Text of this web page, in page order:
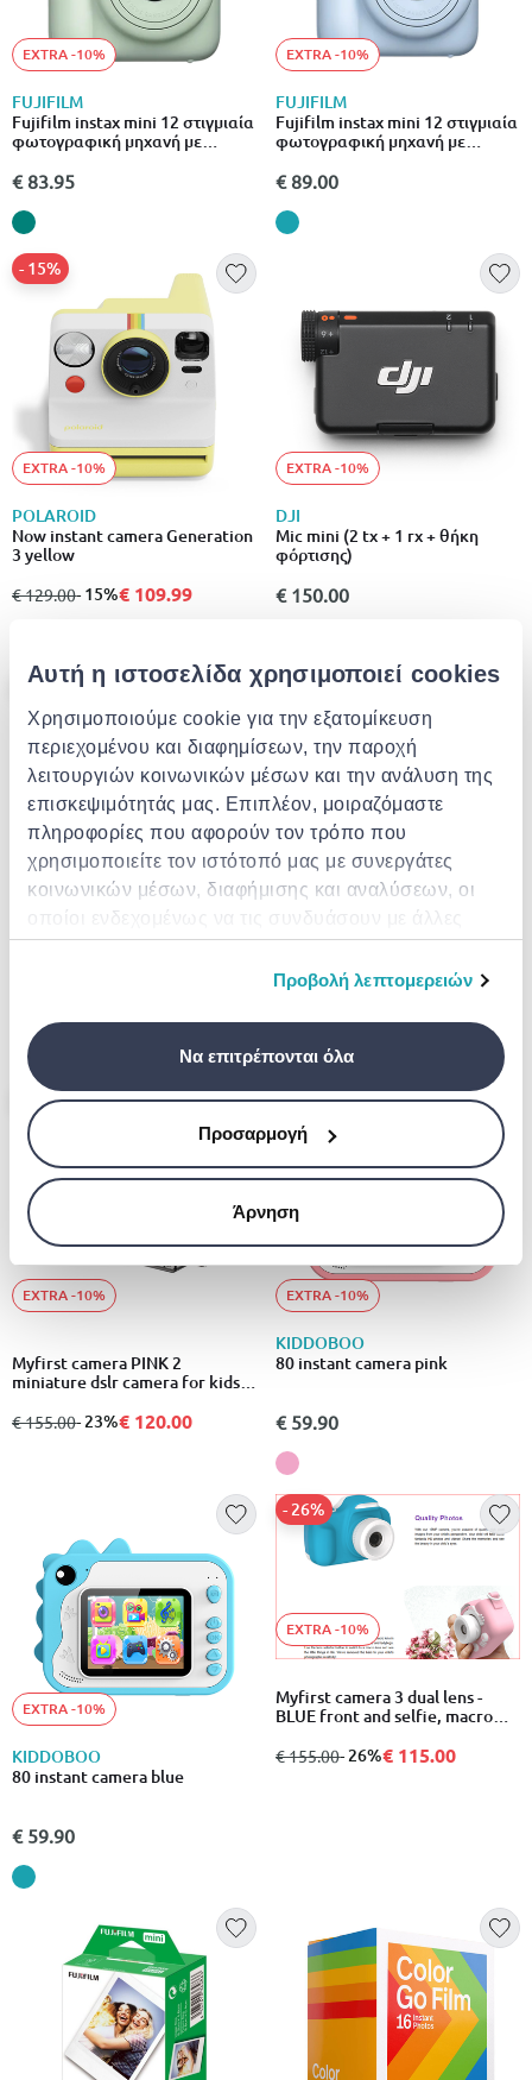
Αυτή η ιστοσελίδα χρησιμοποιεί cookies
Χρησιμοποιούμε cookie για την εξατομίκευση
περιεχομένου και διαφημίσεων, την παροχή
λειτουργιών κοινωνικών μέσων και την ανάλυση της
επισκεψιμότητάς μας. Επιπλέον, μοιραζόμαστε
πληροφορίες που αφορούν τον τρόπο που
χρησιμοποιείτε τον ιστότοπό μας με συνεργάτες
κοινωνικών μέσων, διαφήμισης και αναλύσεων, οι
οποίοι ενδεχομένως να τις συνδυάσουν με άλλες
πληροφορίες που τους έχετε παραχωρήσει ή τις
οποίες έχουν συλλέξει σε σχέση με την από μέρους
Προβολή λεπτομερειών
Να επιτρέπονται όλα
Προσαρμογή
Άρνηση
EXTRA -10%
FUJIFILM
Fujifilm instax mini 12 στιγμιαία
φωτογραφική μηχανή με
close-up πράσινο
€ 83.95
EXTRA -10%
FUJIFILM
Fujifilm instax mini 12 στιγμιαία
φωτογραφική μηχανή με
close-up γαλάζιο
€ 89.00
EXTRA -10%
POLAROID
Now instant camera Generation
3 yellow
από
€ 129.00σε
- 15%
- 15%€ 109.99
EXTRA -10%
DJI
Mic mini (2 tx + 1 rx + θήκη
φόρτισης)
€ 150.00
EXTRA -10%
- 15%
EXTRA -10%
104024
EXTRA -10%
Myfirst camera PINK 2
miniature dslr camera for kids,
waterproof, photo & videos,
από
€ 155.00σε
- 23%
- 23%€ 120.00
EXTRA -10%
KIDDOBOO
80 instant camera pink
€ 59.90
EXTRA -10%
KIDDOBOO
80 instant camera blue
€ 59.90
EXTRA -10%
Myfirst camera 3 dual lens -
BLUE front and selfie, macro
display panel, 16mp printed to
από
€ 155.00σε
- 26%
- 26%€ 115.00